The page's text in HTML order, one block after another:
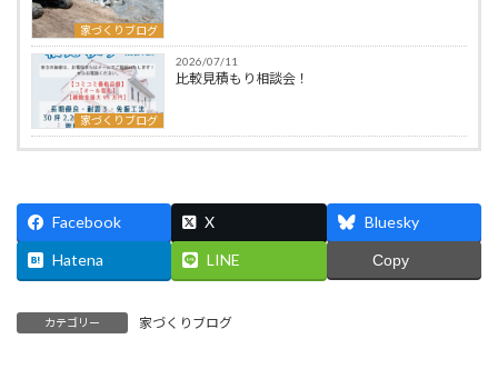
家づくりブログ
家づくりブログ
2026/07/11
比較見積もり相談会！
Facebook X
Bluesky
Hatena
LINE Copy
カテゴリー 家づくりブログ